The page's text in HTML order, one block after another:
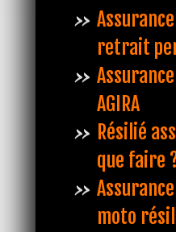
retrait
AGIRA
Résilié
que faire
moto